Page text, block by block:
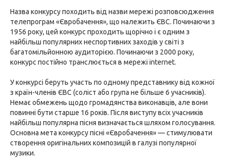
Назва конкурсу походить від назви мережі розповсюдження
телепрограм «Євробачення», що належить ЄВС. Починаючи з
1956 року, цей конкурс проходить щорічно і є одним з
найбільш популярних неспортивних заходів у світі з
багатомільйонною аудиторією. Починаючи з 2000 року,
конкурс постійно транслюється в мережі internet.
У конкурсі беруть участь по одному представнику від кожної
з країн-членів ЄВС (соліст або група не більше 6 учасників).
Немає обмежень щодо громадянства виконавців, але вони
повинні бути старше 16 років. Після виступу всіх учасників
найбільш популярна пісня визначається шляхом голосування.
Основна мета конкурсу пісні «Євробачення» — стимулювати
створення оригінальних композицій в галузі популярної
музики.